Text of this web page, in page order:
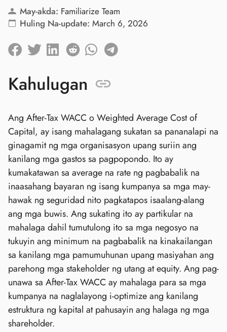
May-akda: Familiarize Team
Huling Na-update: March 6, 2026
Kahulugan
Ang After-Tax WACC o Weighted Average Cost of
Capital, ay isang mahalagang sukatan sa pananalapi na
ginagamit ng mga organisasyon upang suriin ang
kanilang mga gastos sa pagpopondo. Ito ay
kumakatawan sa average na rate ng pagbabalik na
inaasahang bayaran ng isang kumpanya sa mga may-
hawak ng seguridad nito pagkatapos isaalang-alang
ang mga buwis. Ang sukating ito ay partikular na
mahalaga dahil tumutulong ito sa mga negosyo na
tukuyin ang minimum na pagbabalik na kinakailangan
sa kanilang mga pamumuhunan upang masiyahan ang
parehong mga stakeholder ng utang at equity. Ang pag-
unawa sa After-Tax WACC ay mahalaga para sa mga
kumpanya na naglalayong i-optimize ang kanilang
estruktura ng kapital at pahusayin ang halaga ng mga
shareholder.